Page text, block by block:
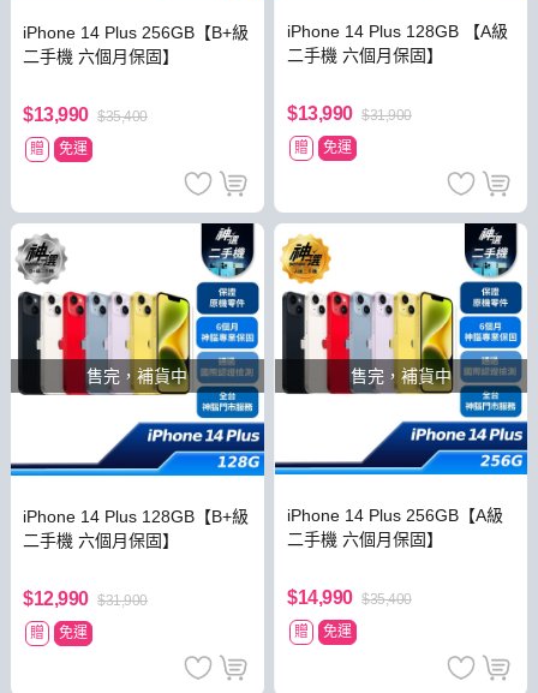
iPhone 14 Plus 256GB【B+級
二手機 六個月保固】
$13,990 $35,400
贈
免運
iPhone 14 Plus 128GB 【A級
二手機 六個月保固】
$13,990 $31,900
贈
免運
售完，補貨中
iPhone 14 Plus 128GB【B+級
二手機 六個月保固】
$12,990 $31,900
贈
免運
售完，補貨中
iPhone 14 Plus 256GB【A級
二手機 六個月保固】
$14,990 $35,400
贈
免運